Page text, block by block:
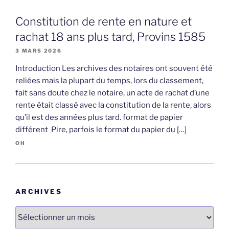
Constitution de rente en nature et
rachat 18 ans plus tard, Provins 1585
3 MARS 2026
Introduction Les archives des notaires ont souvent été
reliées mais la plupart du temps, lors du classement,
fait sans doute chez le notaire, un acte de rachat d’une
rente était classé avec la constitution de la rente, alors
qu’il est des années plus tard. format de papier
différent Pire, parfois le format du papier du […]
OH
ARCHIVES
Archives